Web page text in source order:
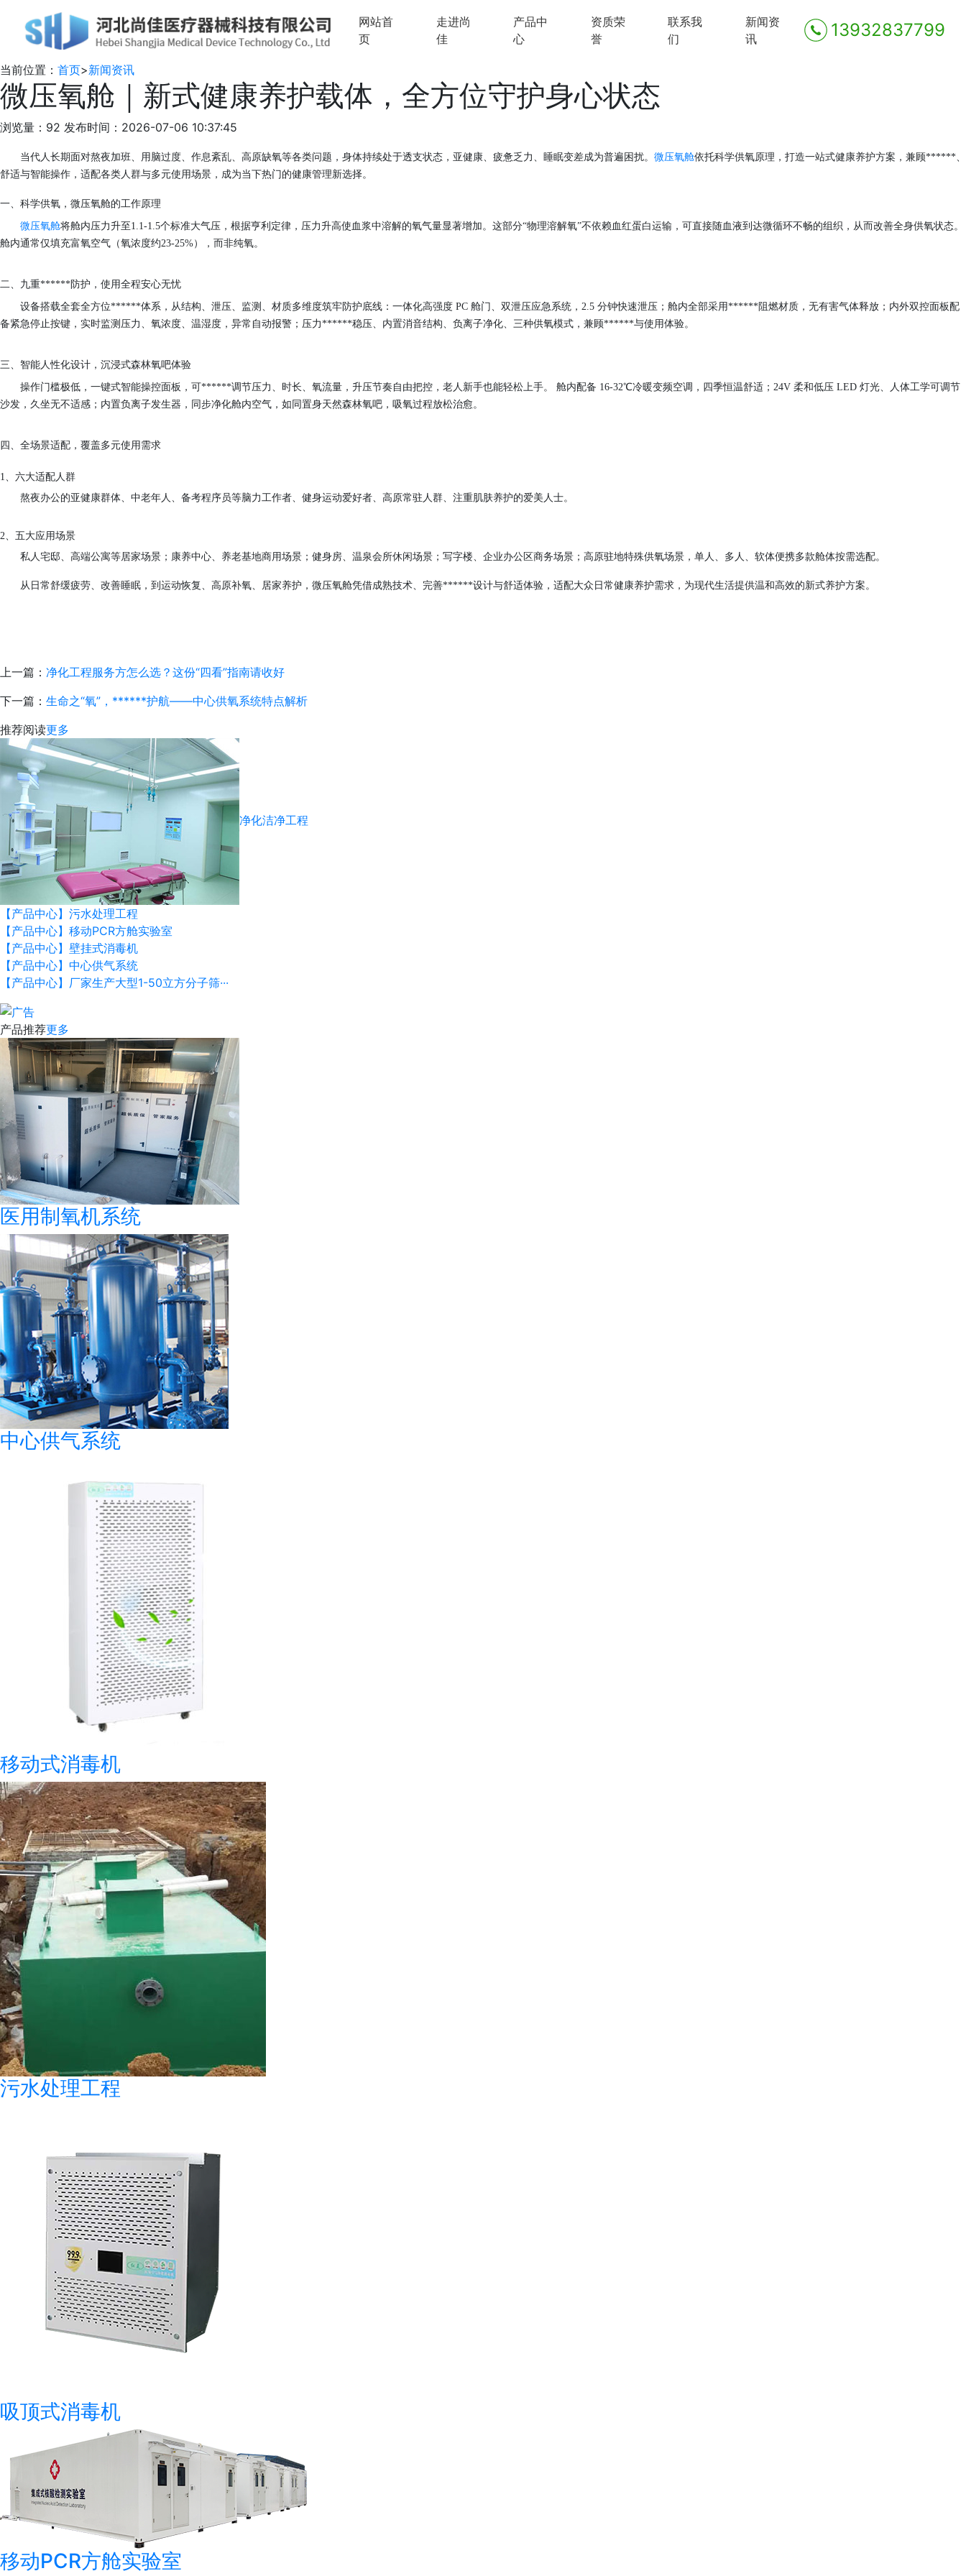
网站首
页
走进尚
佳
产品中
心
资质荣
誉
联系我
们
新闻资
讯
13932837799
当前位置： 首页>新闻资讯
微压氧舱｜新式健康养护载体，全方位守护身心状态
浏览量：92 发布时间：2026-07-06 10:37:45
当代人长期面对熬夜加班、用脑过度、作息紊乱、高原缺氧等各类问题，身体持续处于透支状态，亚健康、疲惫乏力、睡眠变差成为普遍困扰。 微压氧舱依托科学供氧原理，打造一站式健康养护方案，兼顾******、
舒适与智能操作，适配各类人群与多元使用场景，成为当下热门的健康管理新选择。
一、 科学供氧， 微压氧舱的工作原理
微压氧舱将舱内压力升至1.1-1.5个标准大气压，根据亨利定律，压力升高使血浆中溶解的氧气量显著增加。这部分“物理溶解氧”不依赖血红蛋白运输，可直接随血液到达微循环不畅的组织，从而改善全身供氧状态。
舱内通常仅填充富氧空气（氧浓度约23-25%），而非纯氧。
二、九重******防护，使用全程安心无忧
设备搭载全套全方位******体系，从结构、泄压、监测、材质多维度筑牢防护底线：一体化高强度 PC 舱门、双泄压应急系统，2.5 分钟快速泄压；舱内全部采用******阻燃材质，无有害气体释放；内外双控面板配
备紧急停止按键，实时监测压力、氧浓度、温湿度，异常自动报警；压力******稳压、内置消音结构、负离子净化、三种供氧模式，兼顾******与使用体验。
三、智能人性化设计，沉浸式森林氧吧体验
操作门槛极低，一键式智能操控面板，可******调节压力、时长、氧流量，升压节奏自由把控，老人新手也能轻松上手。 舱内配备 16-32℃冷暖变频空调，四季恒温舒适；24V 柔和低压 LED 灯光、人体工学可调节
沙发，久坐无不适感；内置负离子发生器，同步净化舱内空气，如同置身天然森林氧吧，吸氧过程放松治愈。
四、全场景适配，覆盖多元使用需求
1、 六大适配人群
熬夜办公的亚健康群体、中老年人、备考程序员等脑力工作者、健身运动爱好者、高原常驻人群、注重肌肤养护的爱美人士。
2、 五大应用场景
私人宅邸、高端公寓等居家场景；康养中心、养老基地商用场景；健身房、温泉会所休闲场景；写字楼、企业办公区商务场景；高原驻地特殊供氧场景，单人、多人、软体便携多款舱体按需选配。
从日常舒缓疲劳、改善睡眠，到运动恢复、高原补氧、居家养护，微压氧舱凭借成熟技术、完善******设计与舒适体验，适配大众日常健康养护需求，为现代生活提供温和高效的新式养护方案。
上一篇： 净化工程服务方怎么选？这份“四看”指南请收好
下一篇： 生命之“氧”，******护航——中心供氧系统特点解析
推荐阅读更多
净化洁净工程
【产品中心】污水处理工程
【产品中心】移动PCR方舱实验室
【产品中心】壁挂式消毒机
【产品中心】中心供气系统
【产品中心】厂家生产大型1-50立方分子筛···
产品推荐更多
医用制氧机系统
中心供气系统
移动式消毒机
污水处理工程
吸顶式消毒机
移动PCR方舱实验室